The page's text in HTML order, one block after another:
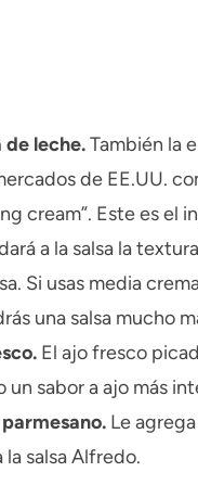
de leche.También la
de EE.UU.
cream”. Este es el
a la salsa la
Si usas media
una salsa mucho
El ajo fresco
un sabor a ajo más
Le
la salsa Alfredo.